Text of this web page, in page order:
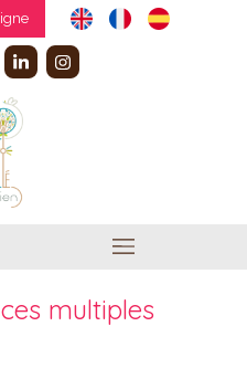
multiples